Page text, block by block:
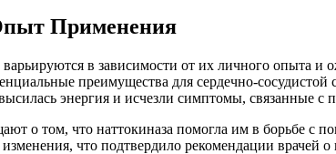
Применения
в зависимости от их личного опыта
преимущества для сердечно-
энергия и исчезли симптомы, связанные с
о том, что наттокиназа помогла им в борьбе с
что подтвердило рекомендации врачей